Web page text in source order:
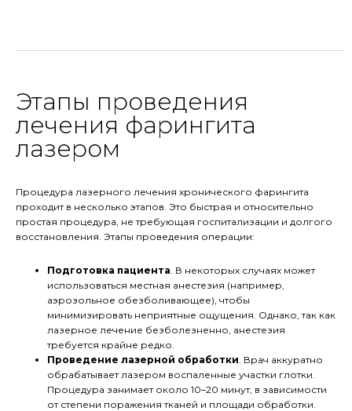
Этапы проведения
лечения фарингита
лазером
Процедура лазерного лечения хронического фарингита
проходит в несколько этапов. Это быстрая и относительно
простая процедура, не требующая госпитализации и долгого
восстановления. Этапы проведения операции:
Подготовка пациента. В некоторых случаях может
использоваться местная анестезия (например,
аэрозольное обезболивающее), чтобы
минимизировать неприятные ощущения. Однако, так как
лазерное лечение безболезненно, анестезия
требуется крайне редко.
Проведение лазерной обработки. Врач аккуратно
обрабатывает лазером воспаленные участки глотки.
Процедура занимает около 10–20 минут, в зависимости
от степени поражения тканей и площади обработки.